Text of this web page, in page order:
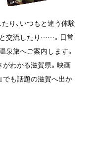
り、いつもと違う体験
交流したり……。日常
泉旅へご案内します。
わかる滋賀県。映画
でも話題の滋賀へ出か